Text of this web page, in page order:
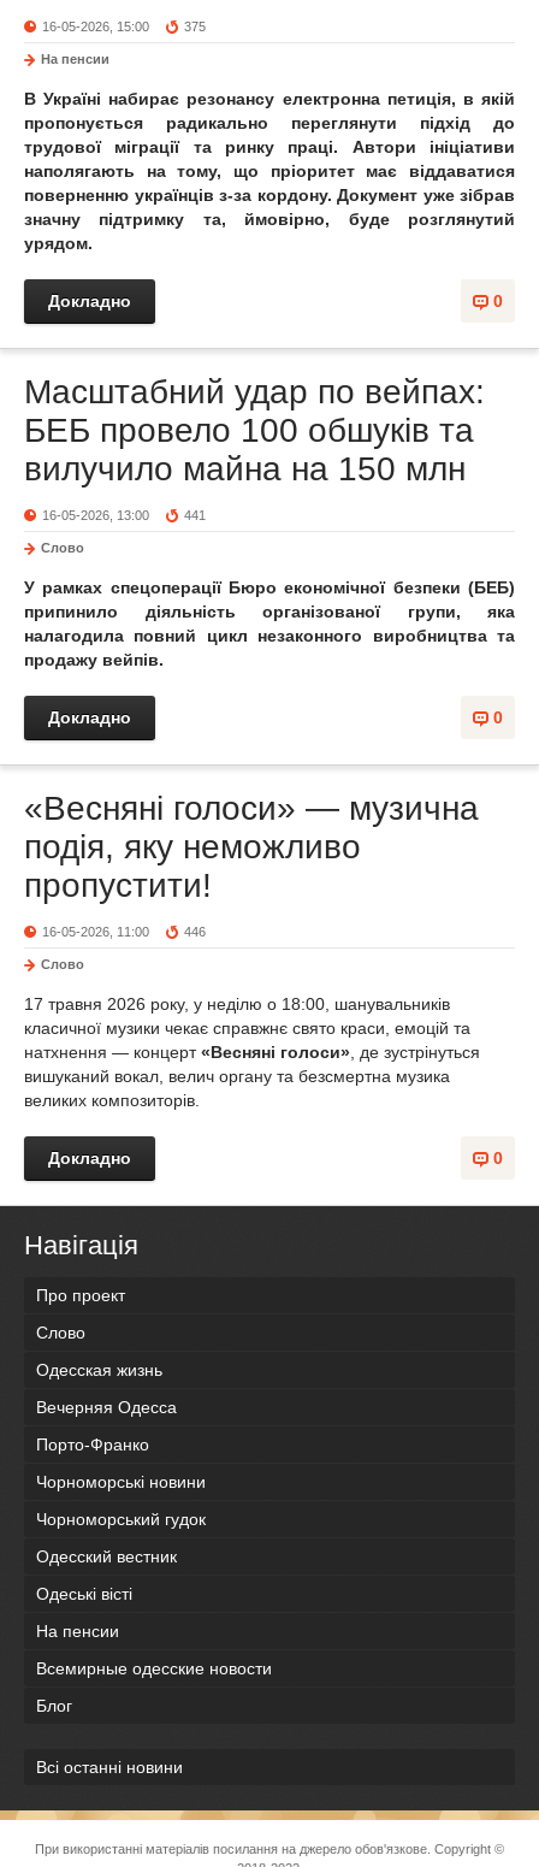
16-05-2026, 15:00 375
На пенсии
В Україні набирає резонансу електронна петиція, в якій
пропонується радикально переглянути підхід до
трудової міграції та ринку праці. Автори ініціативи
наполягають на тому, що пріоритет має віддаватися
поверненню українців з-за кордону. Документ уже зібрав
значну підтримку та, ймовірно, буде розглянутий
урядом.
0
Докладно
Масштабний удар по вейпах:
БЕБ провело 100 обшуків та
вилучило майна на 150 млн
16-05-2026, 13:00 441
Слово
У рамках спецоперації Бюро економічної безпеки (БЕБ)
припинило діяльність організованої групи, яка
налагодила повний цикл незаконного виробництва та
продажу вейпів.
0
Докладно
«Весняні голоси» — музична
подія, яку неможливо
пропустити!
16-05-2026, 11:00 446
Слово
17 травня 2026 року, у неділю о 18:00, шанувальників
класичної музики чекає справжнє свято краси, емоцій та
натхнення — концерт«Весняні голоси» , де зустрінуться
вишуканий вокал, велич органу та безсмертна музика
великих композиторів.
0
Докладно
Навігація
Про проект
Слово
Одесская жизнь
Вечерняя Одесса
Порто-Франко
Чорноморські новини
Чорноморський гудок
Одесский вестник
Одеськi вiстi
На пенсии
Всемирные одесские новости
Блог
Всі останні новини
При використанні матеріалів посилання на джерело обов'язкове. Copyright ©